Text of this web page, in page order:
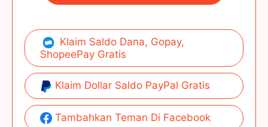
Klaim Saldo Dana, Gopay,
ShopeePay Gratis
Klaim Dollar Saldo PayPal Gratis
Tambahkan Teman Di Facebook